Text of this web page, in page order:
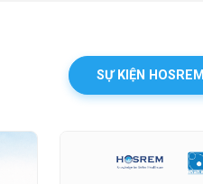
SỰ KIỆN HOSREM